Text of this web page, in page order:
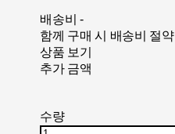
배송비 -
함께 구매 시 배송비 절약
상품 보기
추가 금액
수량